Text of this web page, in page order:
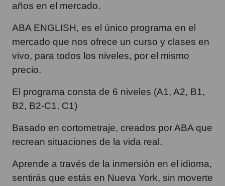
años en el mercado.
ABA ENGLISH, es el único programa en el
mercado que nos ofrece un curso y clases en
vivo, para todos los niveles, por el mismo
precio.
El programa consta de 6 niveles (A1, A2, B1,
B2, B2-C1, C1)
Basado en cortometraje, creados por ABA que
recrean situaciones de la vida real.
Aprende a través de la inmersión en el idioma,
sentirás que estás en Nueva York, sin moverte